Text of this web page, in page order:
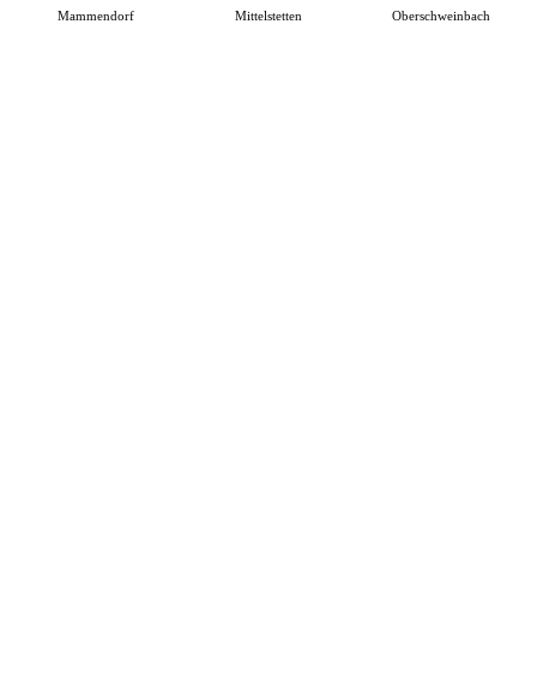
Mammendorf Mittelstetten Oberschweinbach